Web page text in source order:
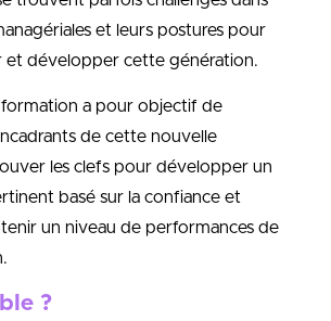
et leurs postures pour
et développer cette génération.
formation a pour objectif de
de cette nouvelle
les clefs pour développer un
basé sur la confiance et
un niveau de performances de
?